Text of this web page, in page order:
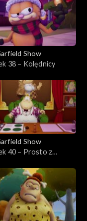
Show
38 – Kolędnicy
Show
40 – Prosto z